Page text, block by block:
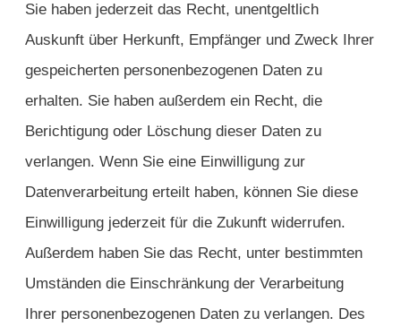
Sie haben jederzeit das Recht, unentgeltlich
Auskunft über Herkunft, Empfänger und Zweck Ihrer
gespeicherten personenbezogenen Daten zu
erhalten. Sie haben außerdem ein Recht, die
Berichtigung oder Löschung dieser Daten zu
verlangen. Wenn Sie eine Einwilligung zur
Datenverarbeitung erteilt haben, können Sie diese
Einwilligung jederzeit für die Zukunft widerrufen.
Außerdem haben Sie das Recht, unter bestimmten
Umständen die Einschränkung der Verarbeitung
Ihrer personenbezogenen Daten zu verlangen. Des